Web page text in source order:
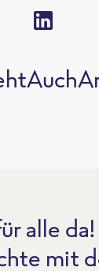
alle da!
mit